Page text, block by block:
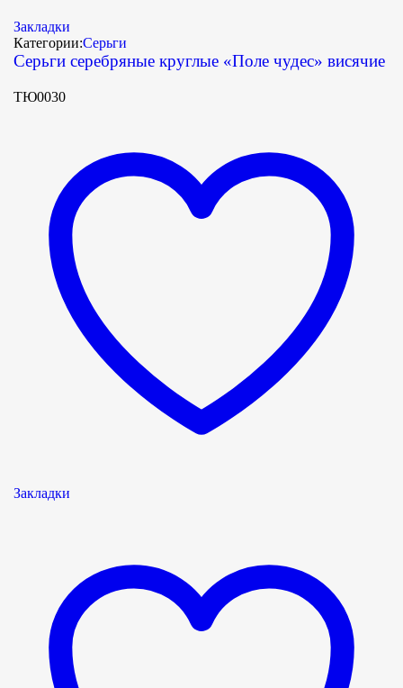
Закладки
Категории:Серьги
Серьги серебряные круглые «Поле чудес» висячие
ТЮ0030
Закладки